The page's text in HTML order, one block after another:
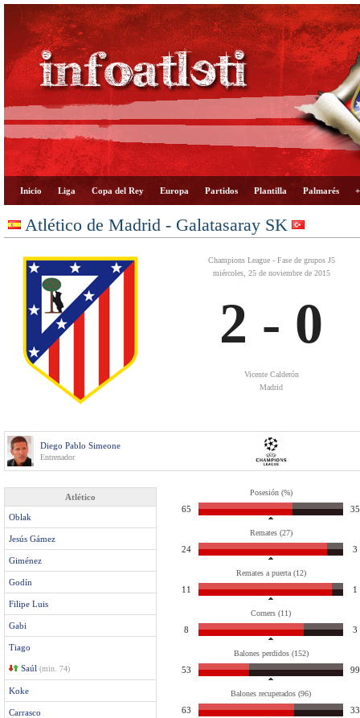
Inicio Liga Copa del Rey Europa Partidos Plantilla Palmarés
Atlético de Madrid - Galatasaray SK
Champions League - Fase de grupos J5
miércoles, 25 de noviembre de 2015
2 - 0
Vicente Calderón
Madrid
Diego Pablo Simeone
Entrenador
Atlético
Oblak
Jesús Gámez
Giménez
Godín
Filipe Luis
Gabi
Tiago
Saúl (min. 74)
Koke
Carrasco
Posesión (%)
65 35
Remates (27)
24 3
Remates a puerta (12)
11 1
Corners (11)
8 3
Balones perdidos (152)
53 99
Balones recuperados (96)
63 33